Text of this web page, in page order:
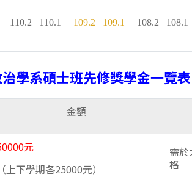
110.2 110.1 109.2 109.1 108.2 108.1
學系碩士班先修獎學金一覽表
金額
元
（上下學期各25000元）
需
格